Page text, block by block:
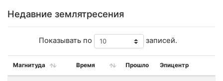
Недавние землятресения
Показывать по записей.
Магнитуда Время Прошло Эпицентр